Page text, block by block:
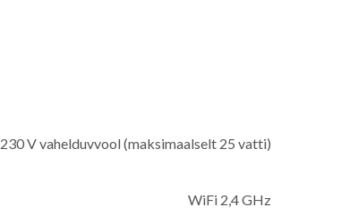
230 V vahelduvvool (maksimaalselt 25 vatti)
WiFi 2,4 GHz